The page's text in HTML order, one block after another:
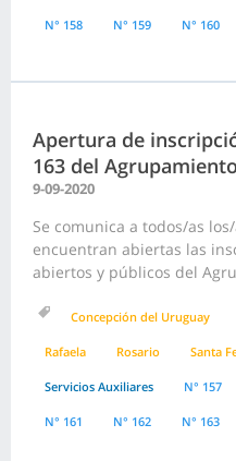
N° 158 N° 159 N° 160
Apertura de
163 del
9-09-2020
Se comunica a todos/as
encuentran abiertas las
abiertos y públicos del
Concepción del Uruguay
Rafaela Rosario Santa
Servicios Auxiliares N° 157
N° 161 N° 162 N° 163